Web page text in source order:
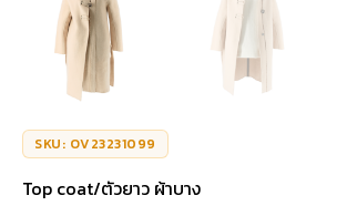
SKU: OV23231099
Top coat/ตัวยาว ผ้าบาง